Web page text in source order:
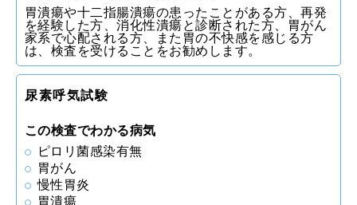
胃潰瘍や十二指腸潰瘍の患ったことがある方、再発
を経験した方、消化性潰瘍と診断された方、胃がん
家系で心配される方、また胃の不快感を感じる方
は、検査を受けることをお勧めします。
尿素呼気試験
この検査でわかる病気
ピロリ菌感染有無
胃がん
慢性胃炎
胃潰瘍